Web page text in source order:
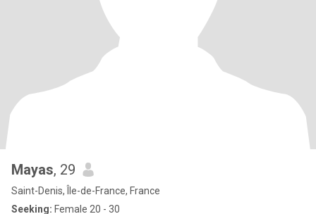
Mayas, 29
Saint-Denis, Île-de-France, France
Seeking: Female 20 - 30